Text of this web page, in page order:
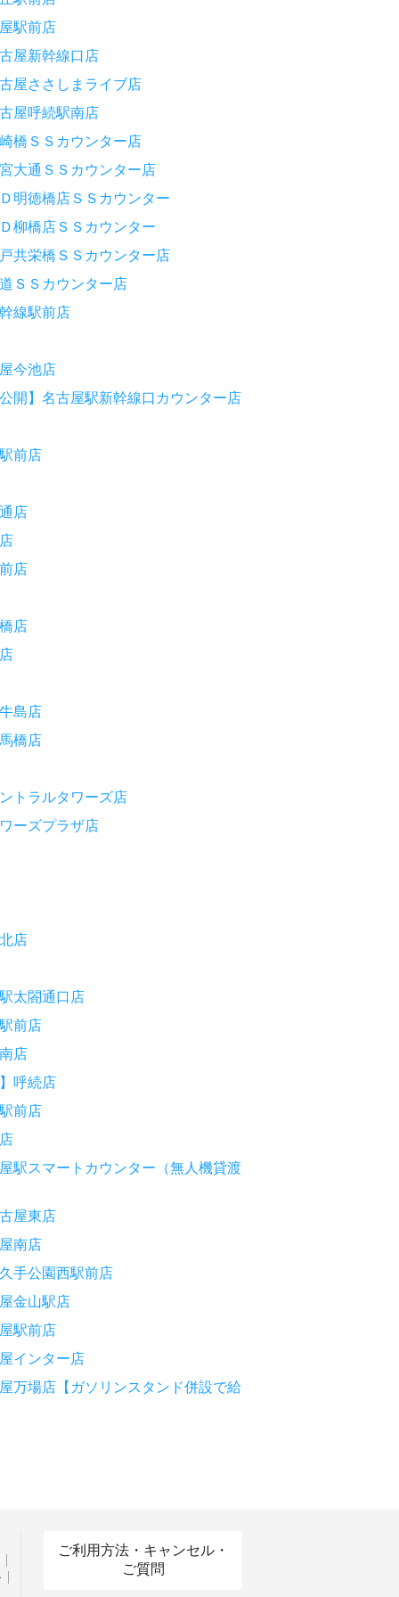
駅前店
屋新幹線口店
屋ささしまライブ店
屋呼続駅南店
橋ＳＳカウンター店
大通ＳＳカウンター店
明徳橋店ＳＳカウンター
柳橋店ＳＳカウンター
共栄橋ＳＳカウンター店
ＳＳカウンター店
線駅前店
今池店
開】名古屋駅新幹線口カウンター店
前店
店
店
店
島店
橋店
トラルタワーズ店
ーズプラザ店
店
太閤通口店
前店
店
呼続店
前店
駅スマートカウンター（無人機貸渡
屋東店
南店
手公園西駅前店
金山駅店
駅前店
インター店
万場店【ガソリンスタンド併設で給